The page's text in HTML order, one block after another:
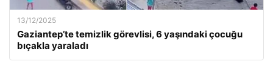
13/12/2025
Gaziantep’te temizlik görevlisi, 6 yaşındaki çocuğu
bıçakla yaraladı